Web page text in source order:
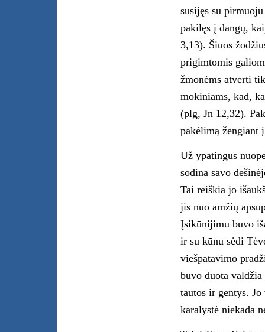
susijęs su
pakilęs į dangų,
3,13). Šiuos
prigimtomis
žmonėms atverti
mokiniams, kad,
(plg, Jn 12,32).
pakėlimą žengiant
Už ypatingus
sodina savo
Tai reiškia jo
jis nuo amžių
Įsikūnijimu buvo
ir su kūnu sėdi
viešpatavimo
buvo duota
tautos ir gentys.
karalystė niekada